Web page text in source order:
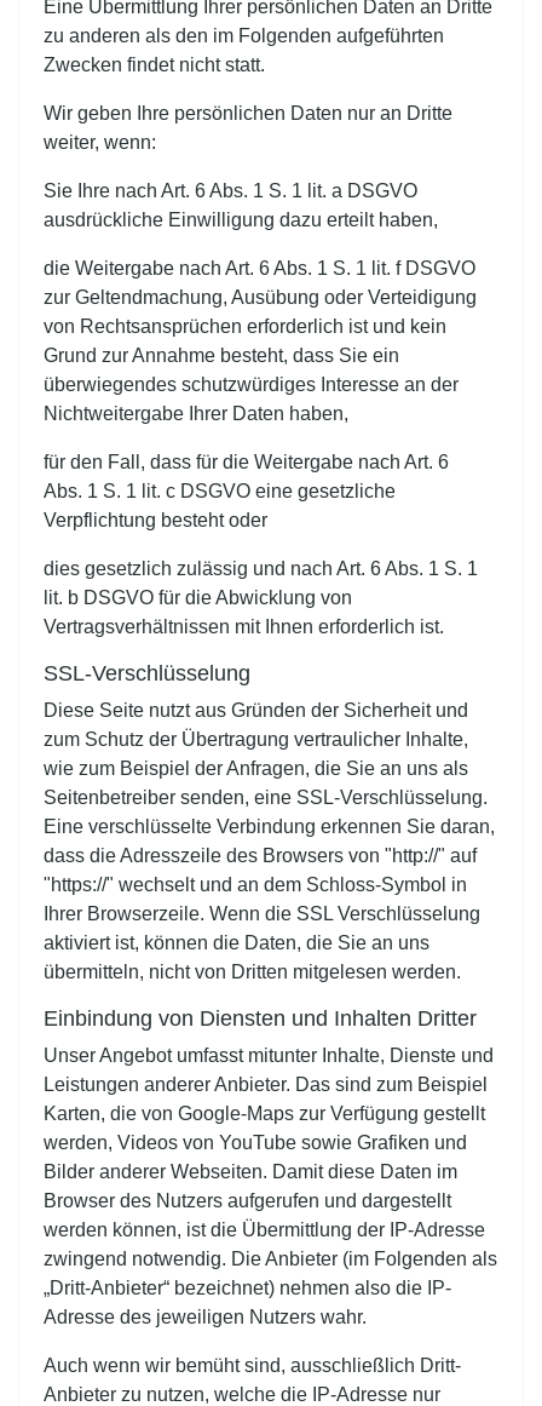
Eine Übermittlung Ihrer persönlichen Daten an Dritte
zu anderen als den im Folgenden aufgeführten
Zwecken findet nicht statt.
Wir geben Ihre persönlichen Daten nur an Dritte
weiter, wenn:
Sie Ihre nach Art. 6 Abs. 1 S. 1 lit. a DSGVO
ausdrückliche Einwilligung dazu erteilt haben,
die Weitergabe nach Art. 6 Abs. 1 S. 1 lit. f DSGVO
zur Geltendmachung, Ausübung oder Verteidigung
von Rechtsansprüchen erforderlich ist und kein
Grund zur Annahme besteht, dass Sie ein
überwiegendes schutzwürdiges Interesse an der
Nichtweitergabe Ihrer Daten haben,
für den Fall, dass für die Weitergabe nach Art. 6
Abs. 1 S. 1 lit. c DSGVO eine gesetzliche
Verpflichtung besteht oder
dies gesetzlich zulässig und nach Art. 6 Abs. 1 S. 1
lit. b DSGVO für die Abwicklung von
Vertragsverhältnissen mit Ihnen erforderlich ist.
SSL-Verschlüsselung
Diese Seite nutzt aus Gründen der Sicherheit und
zum Schutz der Übertragung vertraulicher Inhalte,
wie zum Beispiel der Anfragen, die Sie an uns als
Seitenbetreiber senden, eine SSL-Verschlüsselung.
Eine verschlüsselte Verbindung erkennen Sie daran,
dass die Adresszeile des Browsers von "http://" auf
"https://" wechselt und an dem Schloss-Symbol in
Ihrer Browserzeile. Wenn die SSL Verschlüsselung
aktiviert ist, können die Daten, die Sie an uns
übermitteln, nicht von Dritten mitgelesen werden.
Einbindung von Diensten und Inhalten Dritter
Unser Angebot umfasst mitunter Inhalte, Dienste und
Leistungen anderer Anbieter. Das sind zum Beispiel
Karten, die von Google-Maps zur Verfügung gestellt
werden, Videos von YouTube sowie Grafiken und
Bilder anderer Webseiten. Damit diese Daten im
Browser des Nutzers aufgerufen und dargestellt
werden können, ist die Übermittlung der IP-Adresse
zwingend notwendig. Die Anbieter (im Folgenden als
„Dritt-Anbieter“ bezeichnet) nehmen also die IP-
Adresse des jeweiligen Nutzers wahr.
Auch wenn wir bemüht sind, ausschließlich Dritt-
Anbieter zu nutzen, welche die IP-Adresse nur